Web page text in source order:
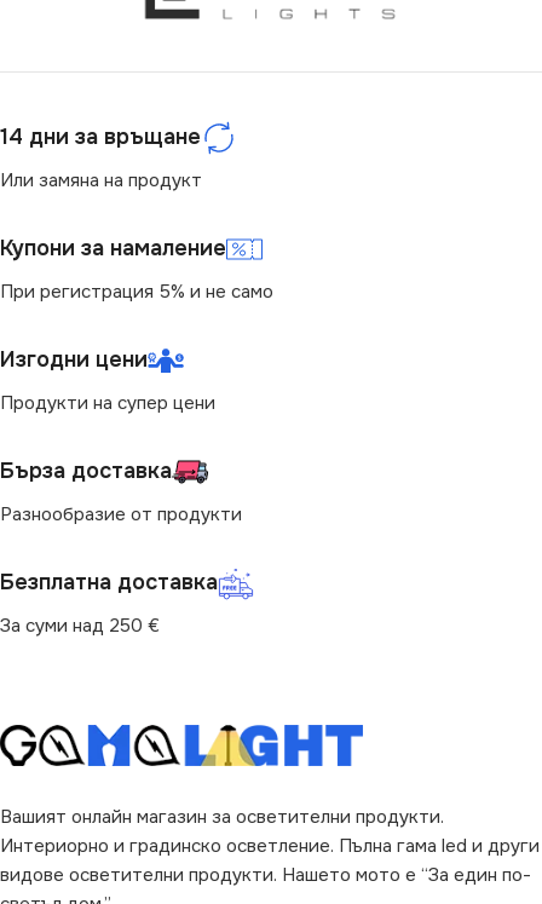
14 дни за връщане
Или замяна на продукт
Купони за намаление
При регистрация 5% и не само
Изгодни цени
Продукти на супер цени
Бърза доставка
Разнообразие от продукти
Безплатна доставка
За суми над 250 €
Вашият онлайн магазин за осветителни продукти.
Интериорно и градинско осветление. Пълна гама led и други
видове осветителни продукти. Нашето мото е “За един по-